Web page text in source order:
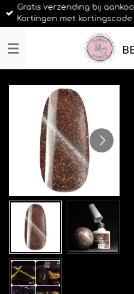
Ga
direct
de
Gratis verzending bij
Kortingen met